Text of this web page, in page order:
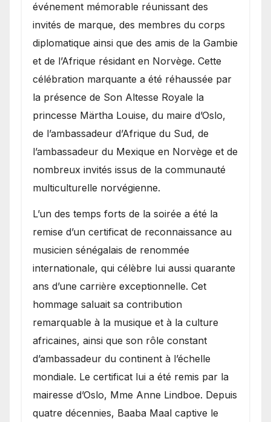
événement mémorable réunissant des
invités de marque, des membres du corps
diplomatique ainsi que des amis de la Gambie
et de l’Afrique résidant en Norvège. Cette
célébration marquante a été réhaussée par
la présence de Son Altesse Royale la
princesse Märtha Louise, du maire d’Oslo,
de l’ambassadeur d’Afrique du Sud, de
l’ambassadeur du Mexique en Norvège et de
nombreux invités issus de la communauté
multiculturelle norvégienne.
​L’un des temps forts de la soirée a été la
remise d’un certificat de reconnaissance au
musicien sénégalais de renommée
internationale, qui célèbre lui aussi quarante
ans d’une carrière exceptionnelle. Cet
hommage saluait sa contribution
remarquable à la musique et à la culture
africaines, ainsi que son rôle constant
d’ambassadeur du continent à l’échelle
mondiale. Le certificat lui a été remis par la
mairesse d’Oslo, Mme Anne Lindboe. Depuis
quatre décennies, Baaba Maal captive le